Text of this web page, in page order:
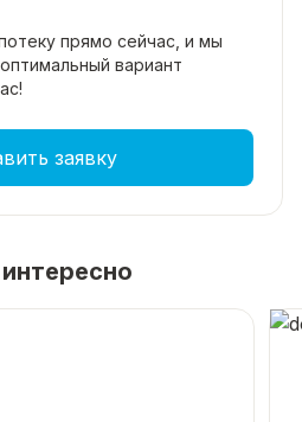
прямо сейчас, и мы
оптимальный вариант
заявку